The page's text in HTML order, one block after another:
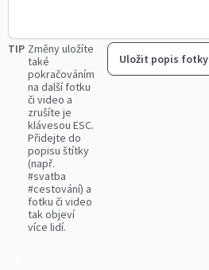
TIP Změny uložíte
také
pokračováním
na další fotku
či video a
zrušíte je
klávesou ESC.
Přidejte do
popisu štítky
(např.
#svatba
#cestování) a
fotku či video
tak objeví
více lidí.
Uložit popis fotky